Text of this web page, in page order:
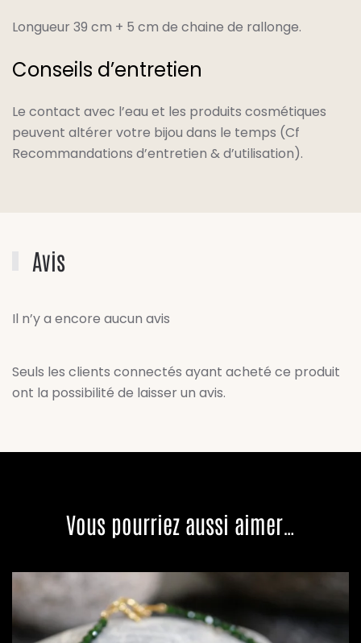
Longueur 39 cm + 5 cm de chaine de rallonge.
Conseils d’entretien
Le contact avec l’eau et les produits cosmétiques
peuvent altérer votre bijou dans le temps (Cf
Recommandations d’entretien & d’utilisation).
Avis
Il n’y a encore aucun avis
Seuls les clients connectés ayant acheté ce produit
ont la possibilité de laisser un avis.
Vous pourriez aussi aimer…